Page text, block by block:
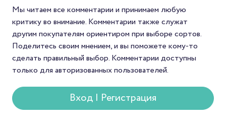
уникальным вкусом. А
покупателей —
попробовать редкий
который редко
в массовой продаже.
Мы читаем все комментарии и принимаем любую
критику во внимание. Комментарии также служат
другим покупателям ориентиром при выборе сортов.
Поделитесь своим мнением, и вы поможете кому-то
сделать правильный выбор. Комментарии доступны
только для авторизованных пользователей.
Вход | Регистрация